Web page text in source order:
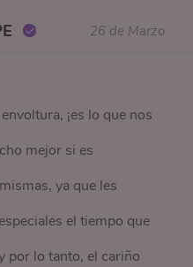
26 de Marzo
¡es lo que nos
mejor si es
ya que les
el tiempo que
por lo tanto, el cariño